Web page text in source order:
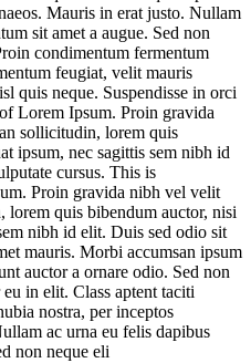
Mauris in erat justo. Nullam
sit amet a augue. Sed non
condimentum fermentum
feugiat, velit mauris
quis neque. Suspendisse in orci
Lorem Ipsum. Proin gravida
sollicitudin, lorem quis
ipsum, nec sagittis sem nibh id
cursus. This is
Proin gravida nibh vel velit
lorem quis bibendum auctor, nisi
nibh id elit. Duis sed odio sit
mauris. Morbi accumsan ipsum
auctor a ornare odio. Sed non
in elit. Class aptent taciti
nostra, per inceptos
ac urna eu felis dapibus
non neque eli